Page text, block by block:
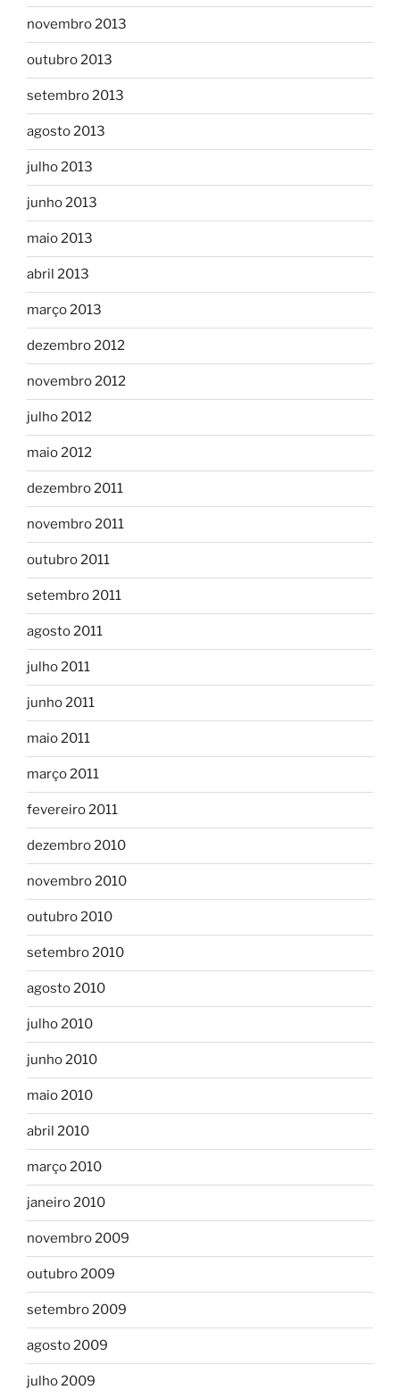
novembro 2013
outubro 2013
setembro 2013
agosto 2013
julho 2013
junho 2013
maio 2013
abril 2013
março 2013
dezembro 2012
novembro 2012
julho 2012
maio 2012
dezembro 2011
novembro 2011
outubro 2011
setembro 2011
agosto 2011
julho 2011
junho 2011
maio 2011
março 2011
fevereiro 2011
dezembro 2010
novembro 2010
outubro 2010
setembro 2010
agosto 2010
julho 2010
junho 2010
maio 2010
abril 2010
março 2010
janeiro 2010
novembro 2009
outubro 2009
setembro 2009
agosto 2009
julho 2009